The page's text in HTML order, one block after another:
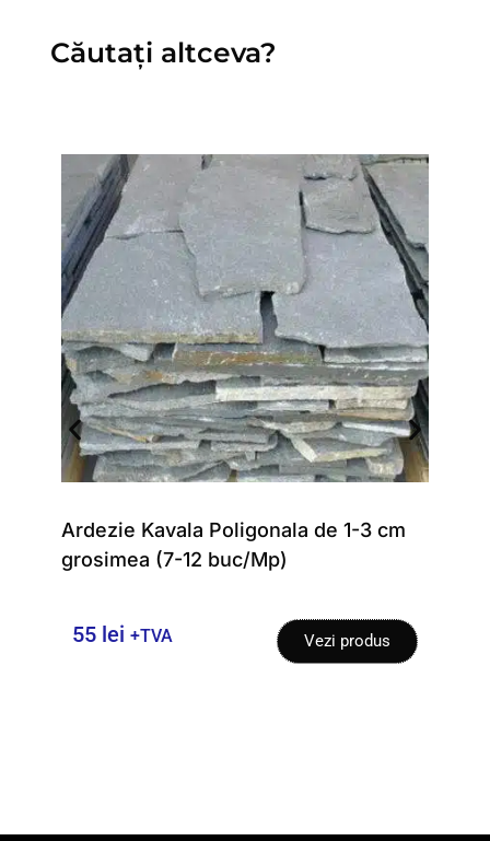
Căutați altceva?
Ardezie Kavala Poligonala de 1-3 cm
grosimea (7-12 buc/Mp)
55 lei +TVA Vezi produs